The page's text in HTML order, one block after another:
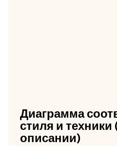
Диаграмма
стиля и техники
описании)